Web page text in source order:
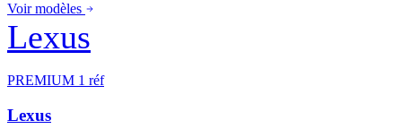
Voir modèles
Lexus
PREMIUM 1 réf
Lexus